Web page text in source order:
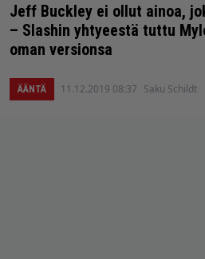
Jeff Buckley ei ollut ainoa,
– Slashin yhtyeestä tuttu
oman versionsa
ÄÄNTÄ 11.12.2019 08:37 Saku Schildt